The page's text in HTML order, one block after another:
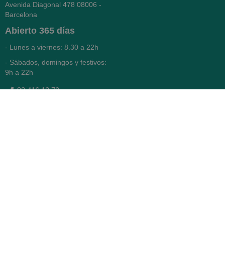
Avenida Diagonal 478 08006 -
Barcelona
Abierto 365 días
- Lunes a viernes: 8.30 a 22h
- Sábados, domingos y festivos:
9h a 22h
93 416 12 70